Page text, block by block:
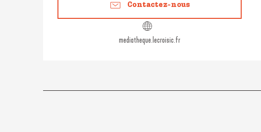
Contactez-nous
mediatheque.lecroisic.fr